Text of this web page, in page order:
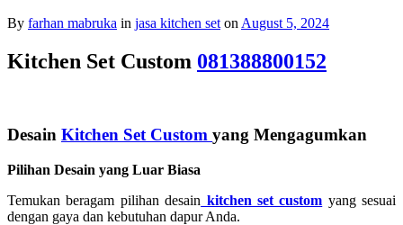
By farhan mabruka in jasa kitchen set on August 5, 2024
Kitchen Set Custom 081388800152
Desain Kitchen Set Custom yang Mengagumkan
Pilihan Desain yang Luar Biasa
Temukan beragam pilihan desain kitchen set custom yang sesuai
dengan gaya dan kebutuhan dapur Anda.